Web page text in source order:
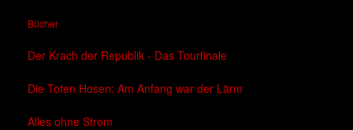
Bücher
Der Krach der Republik - Das Tourfinale
Die Toten Hosen: Am Anfang war der Lärm
Alles ohne Strom